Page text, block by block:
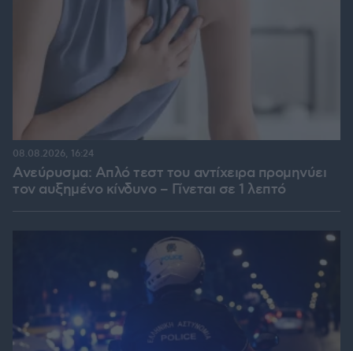
Ανεύρυσμα: Απλό τεστ του αντίχειρα προμηνύει
τον αυξημένο κίνδυνο – Γίνεται σε 1 λεπτό
08.08.2026, 16:24